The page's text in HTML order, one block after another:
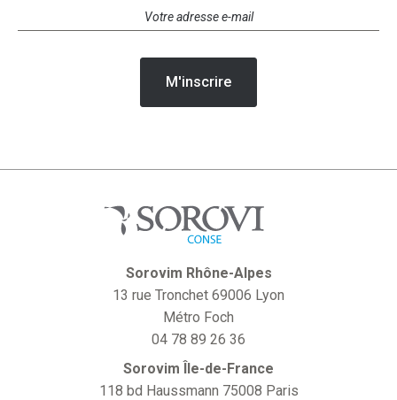
Sorovim Rhône-Alpes
13 rue Tronchet 69006 Lyon
Métro Foch
04 78 89 26 36
Sorovim Île-de-France
118 bd Haussmann 75008 Paris